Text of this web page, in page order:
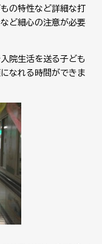
の特性など詳細な打
ど細心の注意が必要
院生活を送る子ども
なれる時間ができま